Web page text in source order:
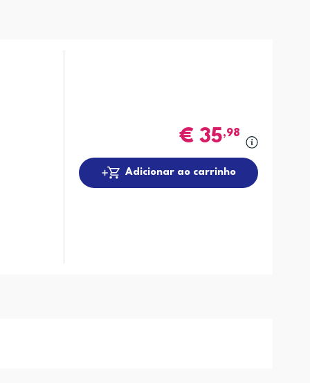
€35,98
Adicionar ao carrinho